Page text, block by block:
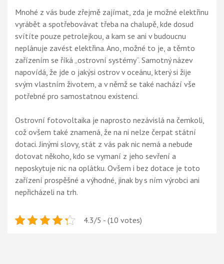
Mnohé z vás bude zřejmě zajímat, zda je možné elektřinu
vyrábět a spotřebovávat třeba na chalupě, kde dosud
svítíte pouze petrolejkou, a kam se ani v budoucnu
neplánuje zavést elektřina. Ano, možné to je, a těmto
zařízením se říká „ostrovní systémy“. Samotný název
napovídá, že jde o jakýsi ostrov v oceánu, který si žije
svým vlastním životem, a v němž se také nachází vše
potřebné pro samostatnou existenci.
Ostrovní fotovoltaika je naprosto nezávislá na čemkoli,
což ovšem také znamená, že na ni nelze čerpat státní
dotaci. Jinými slovy, stát z vás pak nic nemá a nebude
dotovat někoho, kdo se vymaní z jeho sevření a
neposkytuje nic na oplátku. Ovšem i bez dotace je toto
zařízení prospěšné a výhodné, jinak by s ním výrobci ani
nepřicházeli na trh.
4.3/5 - (10 votes)